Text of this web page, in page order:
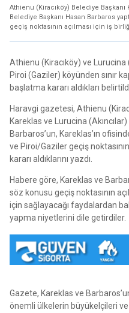
Athienu (Kiracıköy) Belediye
Belediye Başkanı Hasan Barbaros
geçiş noktasının açılması için iş
Athienu (Kiracıköy) ve Lurucina
Piroi (Gaziler) köyünden sınır
başlatma kararı aldıkları
Haravgi gazetesi, Athienu
Kareklas ve Lurucina
Barbaros’un, Kareklas’ın
ve Piroi/Gaziler geçiş
kararı aldıklarını yazdı.
Habere göre, Kareklas ve
söz konusu geçiş noktasının
için sağlayacağı faydalardan
yapma niyetlerini dile getirdiler.
Gazete, Kareklas ve
önemli ülkelerin büyükelçileri